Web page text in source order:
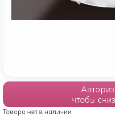
чтобы
Товара нет в наличии